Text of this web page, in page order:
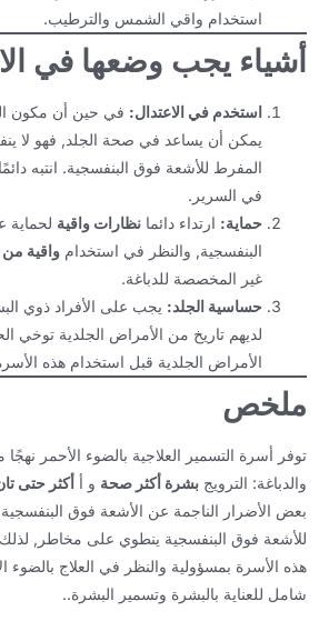
استخدام واقي الشمس والترطيب.
أشياء يجب وضعها في
استخدم في الاعتدال:في حين أن مكون
يمكن أن يساعد في صحة الجلد, فهو لا
المفرط للأشعة فوق البنفسجية. انتبه
في السرير.
حماية:ارتداء دائما نظارات واقيةلحماية
البنفسجية, والنظر في استخدام واقية
غير المخصصة للدباغة.
حساسية الجلد:يجب على الأفراد ذوي
لديهم تاريخ من الأمراض الجلدية توخي
الأمراض الجلدية قبل استخدام هذه
ملخص
توفر أسرة التسمير العلاجية بالضوء الأحمر نهجًا
والدباغة: الترويج بشرة أكثر صحةو أأكثر حتى تان
بعض الأضرار الناجمة عن الأشعة فوق
للأشعة فوق البنفسجية ينطوي على مخاطر,
هذه الأسرة بمسؤولية والنظر في العلاج بالضوء
شامل للعناية بالبشرة وتسمير البشرة..